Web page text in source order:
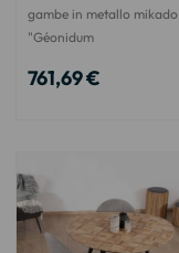
gambe in metallo mikado
"Géonidum
761,69 €